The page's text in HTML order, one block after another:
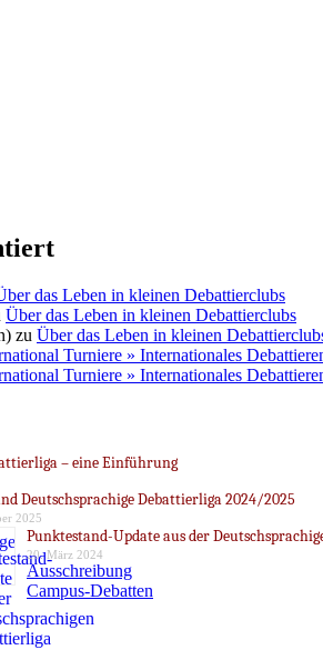
das Leben in kleinen Debattierclubs
Über das Leben in kleinen Debattierclubs
zu Über das Leben in kleinen
Turniere » Internationales
Turniere » Internationales
– eine Einführung
Deutschsprachige Debattierliga 2024/2025
2025
Punktestand-Update aus der
20. März 2024
Ausschreibung
Campus-Debatten